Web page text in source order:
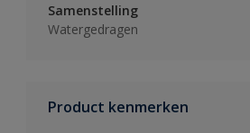
Samenstelling
Watergedragen
Product kenmerken